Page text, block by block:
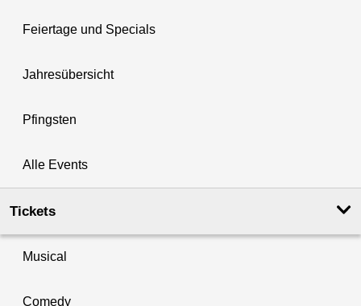
Feiertage und Specials
Jahresübersicht
Pfingsten
Alle Events
Tickets
Musical
Comedy